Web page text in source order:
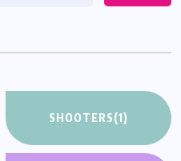
SHOOTERS(1)